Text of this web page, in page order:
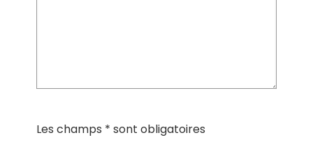
Les champs * sont obligatoires